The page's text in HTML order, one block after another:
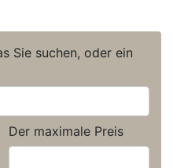
Sie suchen, oder ein
Der maximale Preis